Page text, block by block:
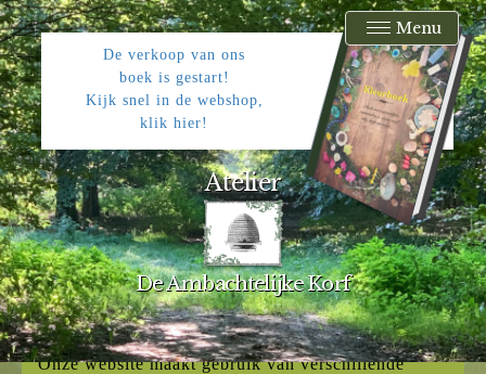
De verkoop van ons
boek is gestart!
Kijk snel in de webshop,
klik hier!
Atelier
De Ambachtelijke Korf
Menu
Onze website maakt gebruik van verschillende